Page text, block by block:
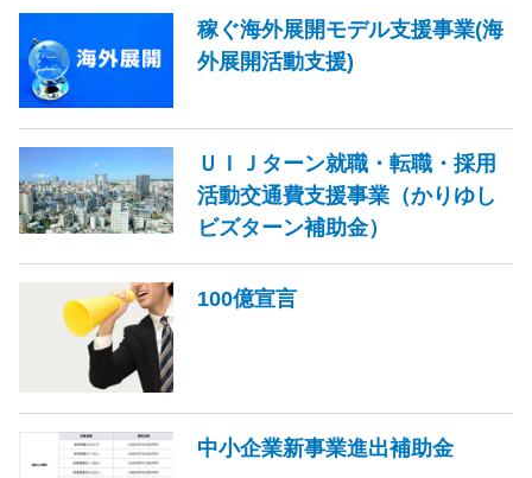
稼ぐ海外展開モデル支援事業(海
外展開活動支援)
ＵＩＪターン就職・転職・採用
活動交通費支援事業（かりゆし
ビズターン補助金）
100億宣言
中小企業新事業進出補助金